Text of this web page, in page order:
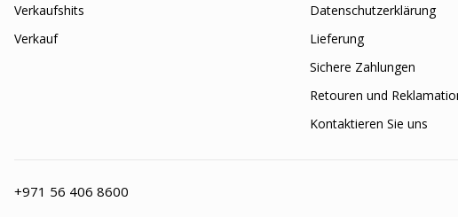
Verkaufshits
Verkauf
Datenschutzerklärung
Lieferung
Sichere Zahlungen
Retouren und
Kontaktieren Sie uns
+971 56 406 8600